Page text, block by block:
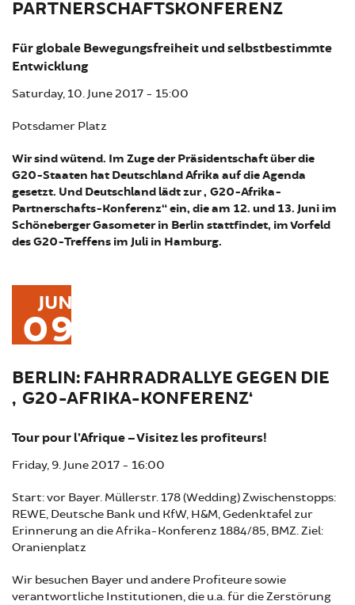
PARTNERSCHAFTSKONFERENZ
Für globale Bewegungsfreiheit und selbstbestimmte
Entwicklung
Saturday, 10. June 2017 - 15:00
Potsdamer Platz
Wir sind wütend. Im Zuge der Präsidentschaft über die
G20-Staaten hat Deutschland Afrika auf die Agenda
gesetzt. Und Deutschland lädt zur „G20-Afrika-
Partnerschafts-Konferenz“ ein, die am 12. und 13. Juni im
Schöneberger Gasometer in Berlin stattfindet, im Vorfeld
des G20-Treffens im Juli in Hamburg.
JUN
09
BERLIN: FAHRRADRALLYE GEGEN DIE
‚G20-AFRIKA-KONFERENZ‘
Tour pour l’Afrique – Visitez les profiteurs!
Friday, 9. June 2017 - 16:00
Start: vor Bayer. Müllerstr. 178 (Wedding) Zwischenstopps:
REWE, Deutsche Bank und KfW, H&M, Gedenktafel zur
Erinnerung an die Afrika-Konferenz 1884/85, BMZ. Ziel:
Oranienplatz
Wir besuchen Bayer und andere Profiteure sowie
verantwortliche Institutionen, die u.a. für die Zerstörung